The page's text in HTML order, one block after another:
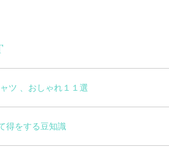
ツ 、おしゃれ１１選
得をする豆知識